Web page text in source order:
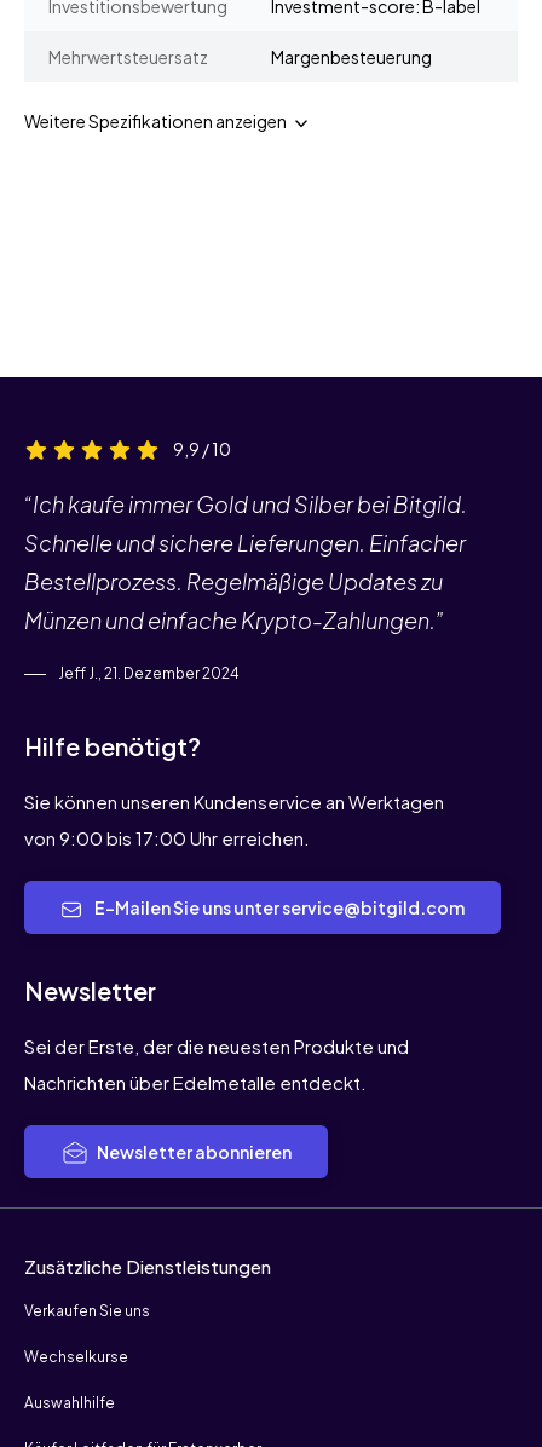
Investitionsbewertung Investment-score: B-label
Mehrwertsteuersatz Margenbesteuerung
Weitere Spezifikationen anzeigen
9,9 / 10
“Ich kaufe immer Gold und Silber bei Bitgild.
Schnelle und sichere Lieferungen. Einfacher
Bestellprozess. Regelmäßige Updates zu
Münzen und einfache Krypto-Zahlungen.”
Jeff J., 21. Dezember 2024
Hilfe benötigt?
Sie können unseren Kundenservice an Werktagen
von 9:00 bis 17:00 Uhr erreichen.
E-Mailen Sie uns unter service@bitgild.com
Newsletter
Sei der Erste, der die neuesten Produkte und
Nachrichten über Edelmetalle entdeckt.
Newsletter abonnieren
Zusätzliche Dienstleistungen
Verkaufen Sie uns
Wechselkurse
Auswahlhilfe